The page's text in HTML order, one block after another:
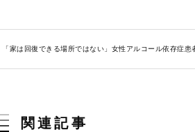
「家は回復できる場所ではない」女性アルコール依存症
関連記事